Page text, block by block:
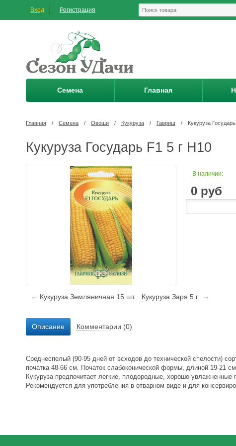
Вход Регистрация
Семена Главная
Главная / Семена / Овощи / Кукуруза / Гавриш / Кукуруза
Кукуруза Государь F1 5 г Н10
В наличии:
0 руб
← Кукуруза Земляничная 15 шт. Кукуруза Заря 5 г →
Описание Комментарии (0)
Среднеспелый (90-95 дней от всходов до технической спелости)
початка 48-66 см. Початок слабоконической формы, длиной 19-21
Кукуруза предпочитает легкие, плодородные, хорошо
Рекомендуется для употребления в отварном виде и для